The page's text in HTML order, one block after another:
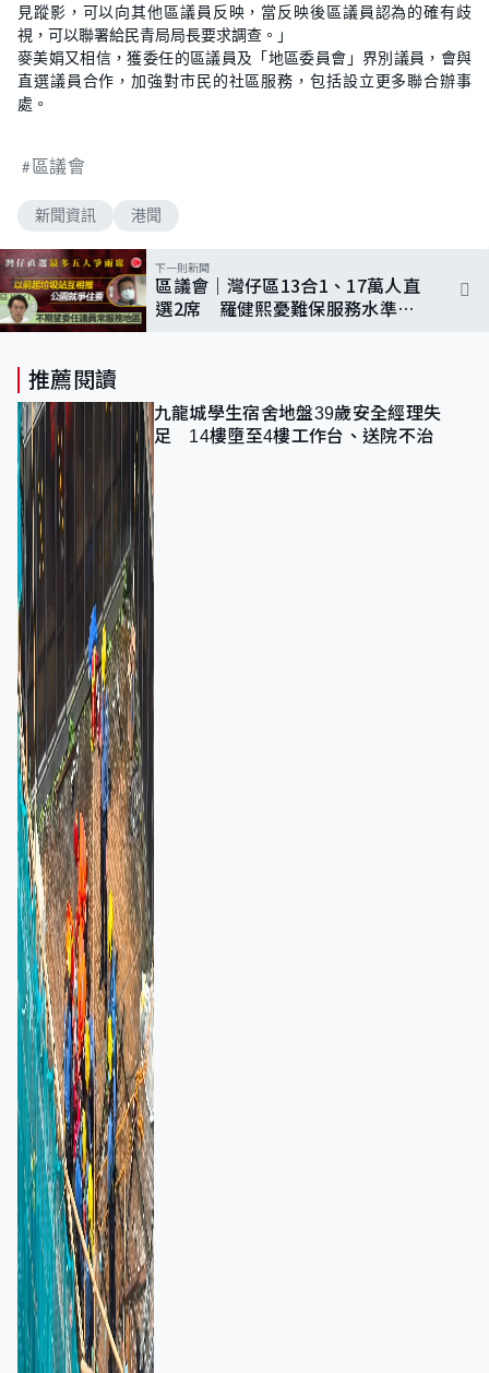
見蹤影，可以向其他區議員反映，當反映後區議員認為的確有歧
視，可以聯署給民青局局長要求調查。」
麥美娟又相信，獲委任的區議員及「地區委員會」界別議員，會與
直選議員合作，加強對市民的社區服務，包括設立更多聯合辦事
處。
區議會
新聞資訊 港聞
下一則新聞
區議會｜灣仔區13合1、17萬人直
選2席 羅健熙憂難保服務水準
推薦閱讀
九龍城學生宿舍地盤39歲安全經理失
足 14樓墮至4樓工作台、送院不治